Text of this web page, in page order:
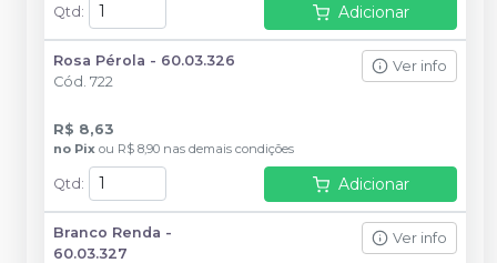
Qtd : Adicionar
Rosa Pérola - 60.03.326
Cód. 722
Ver info
R$ 8,63
no Pix ou R$ 8,90 nas demais condições
Qtd : Adicionar
Branco Renda -
60.03.327
Ver info